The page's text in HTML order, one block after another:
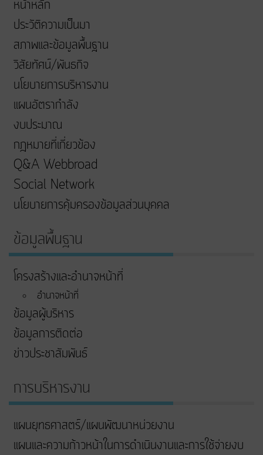
หน้าหลัก
ประวัติความเป็นมา
สภาพและข้อมูลพื้นฐาน
วิสัยทัศน์/พันธกิจ
นโยบายการบริหารงาน
แผนอัตรากำลัง
งบประมาณ
กฎหมายที่เกี่ยวข้อง
Q&A Webbroad
Social Network
นโยบายการคุ้มครองข้อมูลส่วนบุคคล
ข้อมูลพื้นฐาน
โครงสร้างและอำนาจหน้าที่
อำนาจหน้าที่
ข้อมูลผู้บริหาร
ข้อมูลการติดต่อ
ข่าวประชาสัมพันธ์
การบริหารงาน
แผนยุทธศาสตร์/แผนพัฒนาหน่วยงาน
แผนและความก้าวหน้าในการดําเนินงานและการใช้จ่ายงบ